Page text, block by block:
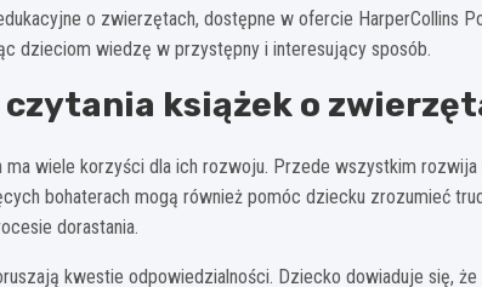
o zwierzętach, dostępne w ofercie HarperCollins
dzieciom wiedzę w przystępny i interesujący sposób.
czytania książek o
wiele korzyści dla ich rozwoju. Przede wszystkim
bohaterach mogą również pomóc dziecku zrozumieć
dorastania.
kwestie odpowiedzialności. Dziecko dowiaduje się,